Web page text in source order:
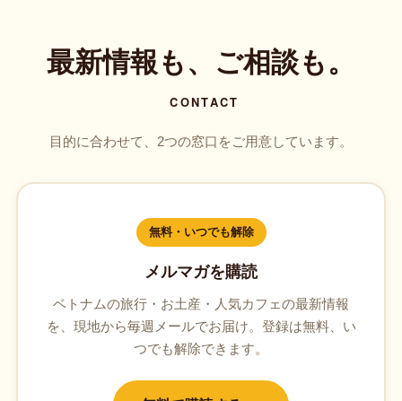
最新情報も、ご相談も。
CONTACT
目的に合わせて、2つの窓口をご用意しています。
無料・いつでも解除
メルマガを購読
ベトナムの旅行・お土産・人気カフェの最新情報
を、現地から毎週メールでお届け。登録は無料、い
つでも解除できます。